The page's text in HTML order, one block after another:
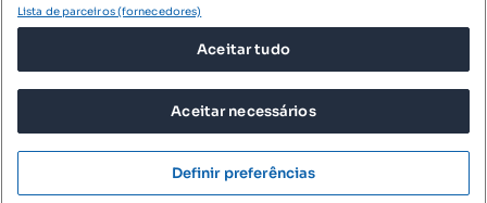
Mensagens
Ligar
© 2026 Imovirtual.com, OLX Portugal, S.A.
POLÍTICA DE PRIVACIDADE
Lista de parceiros (fornecedores)
Aceitar tudo
Aceitar necessários
Definir preferências